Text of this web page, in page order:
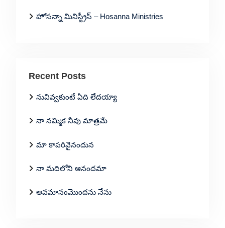
హోసన్నా మినిస్ట్రీస్ – Hosanna Ministries
Recent Posts
నువివ్వకుంటే ఏది లేదయ్యా
నా నమ్మిక నీవు మాత్రమే
మా కాపరివైనందున
నా మదిలోని ఆనందమా
అవమానంమొందను నేను